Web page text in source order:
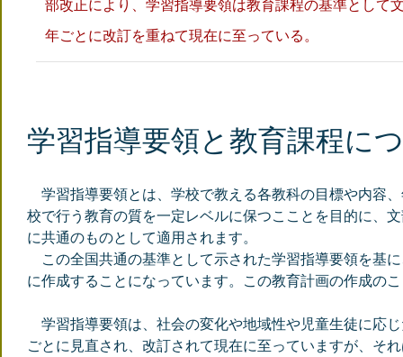
部改正により、学習指導要領は教育課程の基準として
年ごとに改訂を重ねて現在に至っている。
学習指導要領と教育課程に
学習指導要領とは、学校で教える各教科の目標や内容
校で行う教育の質を一定レベルに保つこことを目的に、
に共通のものとして適用されます。
この全国共通の基準として示された学習指導要領を基
に作成することになっています。この教育計画の作成の
学習指導要領は、社会の変化や地域性や児童生徒に応
ごとに見直され、改訂されて現在に至っていますが、そ